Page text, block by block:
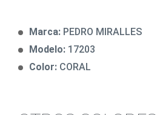
Marca: PEDRO MIRALLES
Modelo: 17203
Color: CORAL